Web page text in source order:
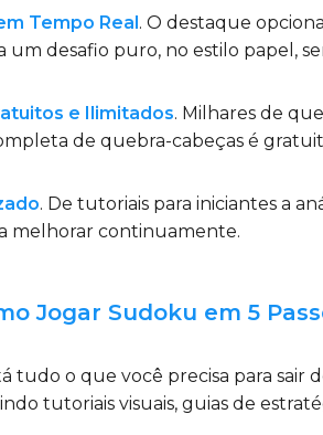
Tempo Real. O destaque
um desafio puro, no estilo papel,
e Ilimitados. Milhares de
de quebra-cabeças é
. De tutoriais para iniciantes a
melhorar continuamente.
Jogar Sudoku em 5
tudo o que você precisa para
tutoriais visuais, guias de